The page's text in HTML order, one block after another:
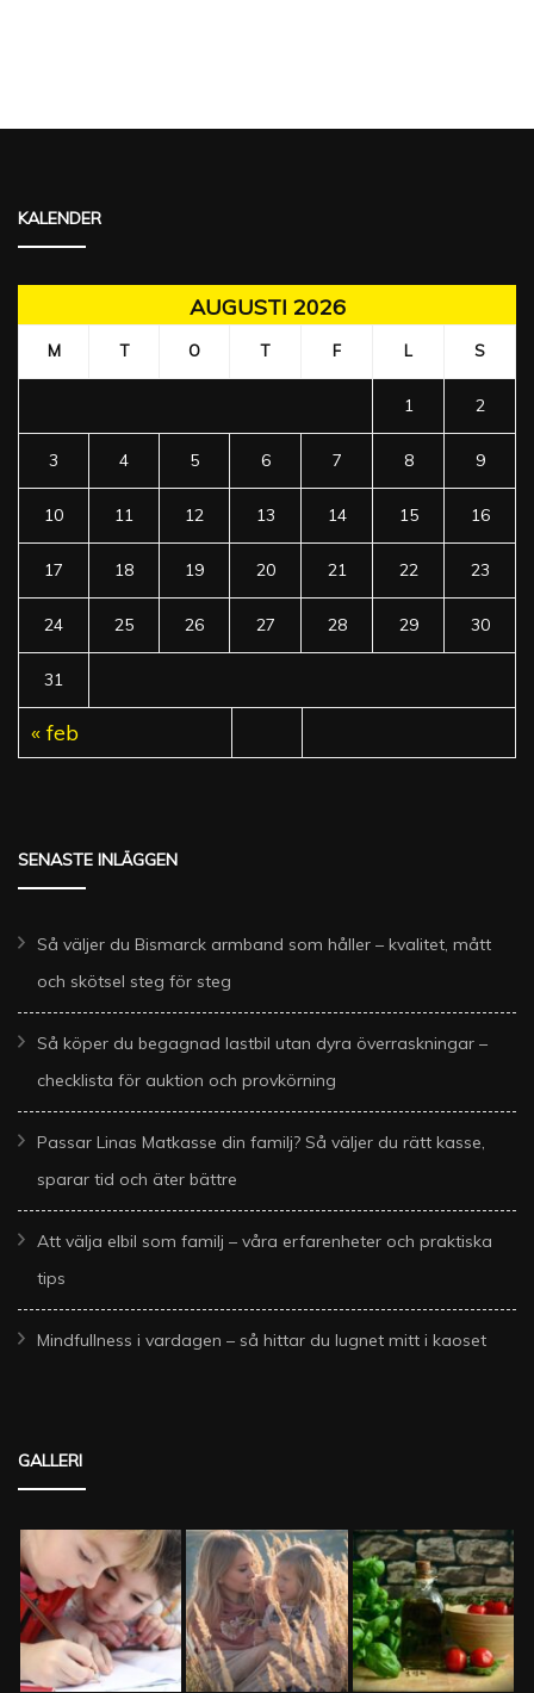
KALENDER
AUGUSTI 2026
M T O T F L S
1 2
3 4 5 6 7 8 9
10 11 12 13 14 15 16
17 18 19 20 21 22 23
24 25 26 27 28 29 30
31
« feb
SENASTE INLÄGGEN
Så väljer du Bismarck armband som håller – kvalitet, mått
och skötsel steg för steg
Så köper du begagnad lastbil utan dyra överraskningar –
checklista för auktion och provkörning
Passar Linas Matkasse din familj? Så väljer du rätt kasse,
sparar tid och äter bättre
Att välja elbil som familj – våra erfarenheter och praktiska
tips
Mindfullness i vardagen – så hittar du lugnet mitt i kaoset
GALLERI